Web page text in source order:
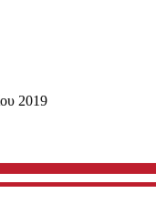
2019